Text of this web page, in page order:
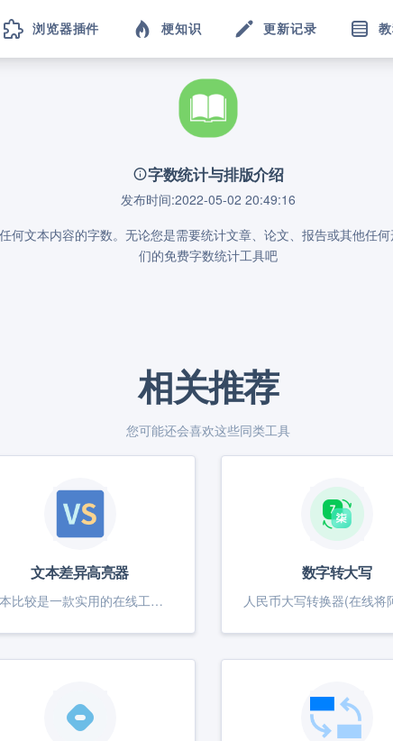
浏览器插件 梗知识 更新记录
字数统计与排版介绍
发布时间:2022-05-02 20:49:16
何文本内容的字数。无论您是需要统计文章、论文、报告或其他任
们的免费字数统计工具吧
相关推荐
您可能还会喜欢这些同类工具
文本差异高亮器
文本比较是一款实用的在线工具，专为比较两个文本内容的差异而设计。通过这款工具，您可以轻松输入或上传两个文本，快速找出它们之间的不同之处，包括新增、删除和修改的部分，帮助您更好地进行文档校对、代码审查和内容对比。
数字转大写